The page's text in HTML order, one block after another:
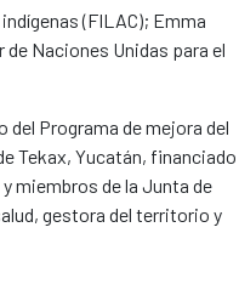
(FILAC); Emma
Naciones Unidas para el
Programa de mejora del
Tekax, Yucatán, financiado
miembros de la Junta de
gestora del territorio y